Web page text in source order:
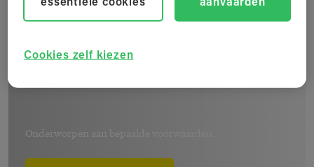
betalingen op uw iPhone.
Onderworpen aan bepaalde voorwaarden.
Cookies zelf kiezen
essentiële cookies
aanvaarden